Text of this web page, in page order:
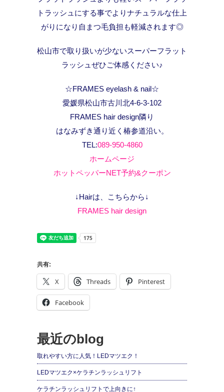
トラッシュにする事でよりナチュラルな仕上
がりになり自まつ毛負担も軽減されます◎
松山市で取り扱いが少ないスーパーフラット
ラッシュぜひご体感ください♪
☆FRAMES eyelash & nail☆
愛媛県松山市古川北4-6-3-102
FRAMES hair design隣り
はなみずき通り近く椿参道沿い。
TEL:089-950-4860
ホームページ
ホットペッパーNET予約&クーポン
↓Hairは、こちらから↓
FRAMES hair design
共有:
X Threads Pinterest
Facebook
最近のblog
取れやすい方に人気！LEDマツエク！
LEDマツエク×ケラチンラッシュリフト
ケラチンラッシュリフトで上向きに↑